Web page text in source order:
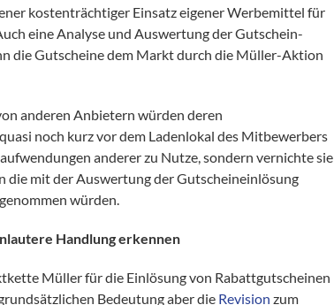
kostenträchtiger Einsatz eigener Werbemittel für
eine Analyse und Auswertung der Gutschein-
die Gutscheine dem Markt durch die Müller-Aktion
anderen Anbietern würden deren
noch kurz vor dem Ladenlokal des Mitbewerbers
anderer zu Nutze, sondern vernichte sie
die mit der Auswertung der Gutscheineinlösung
würden.
Handlung erkennen
Müller für die Einlösung von Rabattgutscheinen
Bedeutung aber die Revision zum